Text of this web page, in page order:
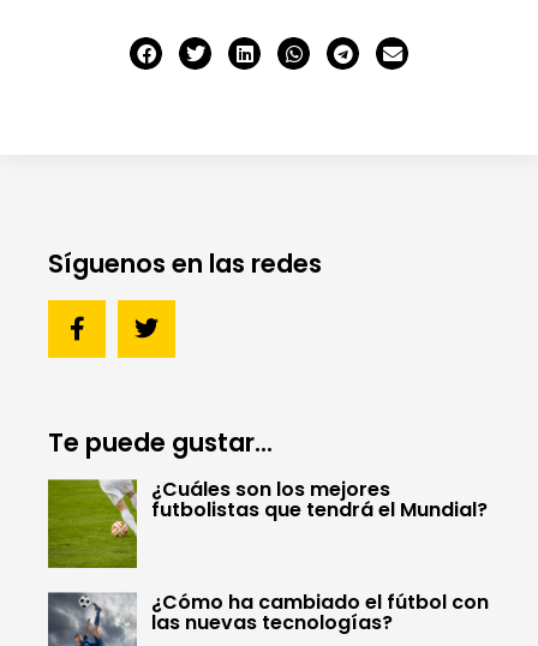
Síguenos en las redes
Te puede gustar...
¿Cuáles son los mejores
futbolistas que tendrá el Mundial?
¿Cómo ha cambiado el fútbol con
las nuevas tecnologías?